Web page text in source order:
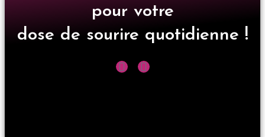
pour votre
dose de sourire quotidienne !